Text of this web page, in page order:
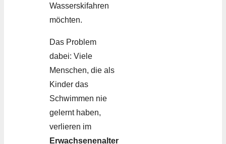
Wasserskifahren
möchten.
Das Problem
dabei: Viele
Menschen, die als
Kinder das
Schwimmen nie
gelernt haben,
verlieren im
Erwachsenenalter